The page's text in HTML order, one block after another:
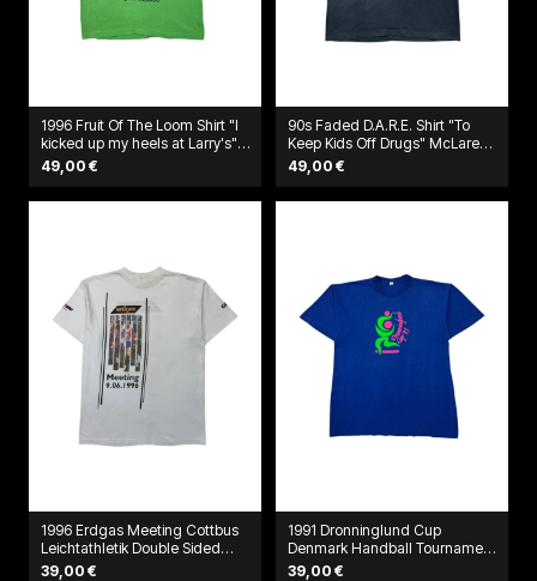
1996 Fruit Of The Loom Shirt "I
kicked up my heels at Larry's"
Grün
49,00 €
90s Faded D.A.R.E. Shirt "To
Keep Kids Off Drugs" McLaren
Schwarz
49,00 €
1996 Erdgas Meeting Cottbus
Leichtathletik Double Sided
Shirt Weiß
39,00 €
1991 Dronninglund Cup
Denmark Handball Tournament
T-Shirt Blau
39,00 €